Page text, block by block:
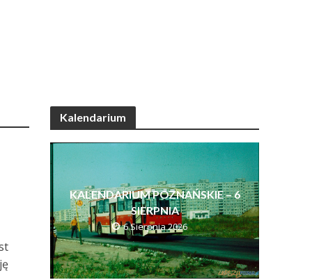
Kalendarium
KALENDARIUM POZNAŃSKIE – 6
SIERPNIA
6 Sierpnia 2026